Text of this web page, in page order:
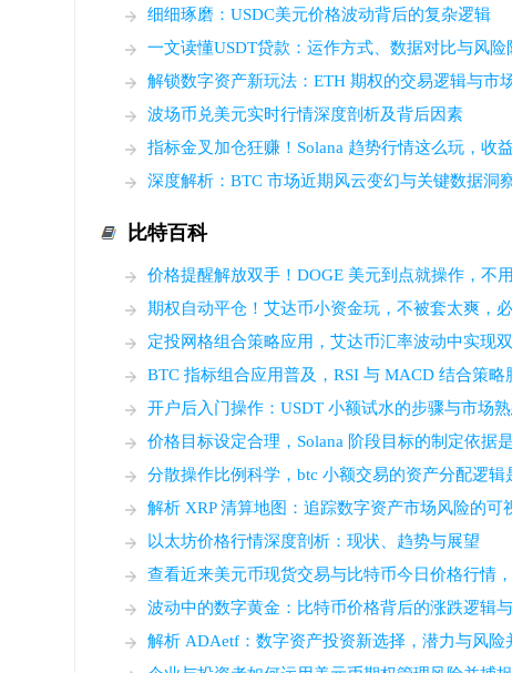
细细琢磨：USDC美元价格波动背后的复杂逻辑
一文读懂USDT贷款：运作方式、数据对比与风险
解锁数字资产新玩法：ETH 期权的交易逻辑与市
波场币兑美元实时行情深度剖析及背后因素
指标金叉加仓狂赚！Solana 趋势行情这么玩，收
深度解析：BTC 市场近期风云变幻与关键数据洞
比特百科
价格提醒解放双手！DOGE 美元到点就操作，不
期权自动平仓！艾达币小资金玩，不被套太爽，
定投网格组合策略应用，艾达币汇率波动中实现
BTC 指标组合应用普及，RSI 与 MACD 结合策略
开户后入门操作：USDT 小额试水的步骤与市场
价格目标设定合理，Solana 阶段目标的制定依据
分散操作比例科学，btc 小额交易的资产分配逻辑
解析 XRP 清算地图：追踪数字资产市场风险的可
以太坊价格行情深度剖析：现状、趋势与展望
查看近来美元币现货交易与比特币今日价格行情
波动中的数字黄金：比特币价格背后的涨跌逻辑
解析 ADAetf：数字资产投资新选择，潜力与风险